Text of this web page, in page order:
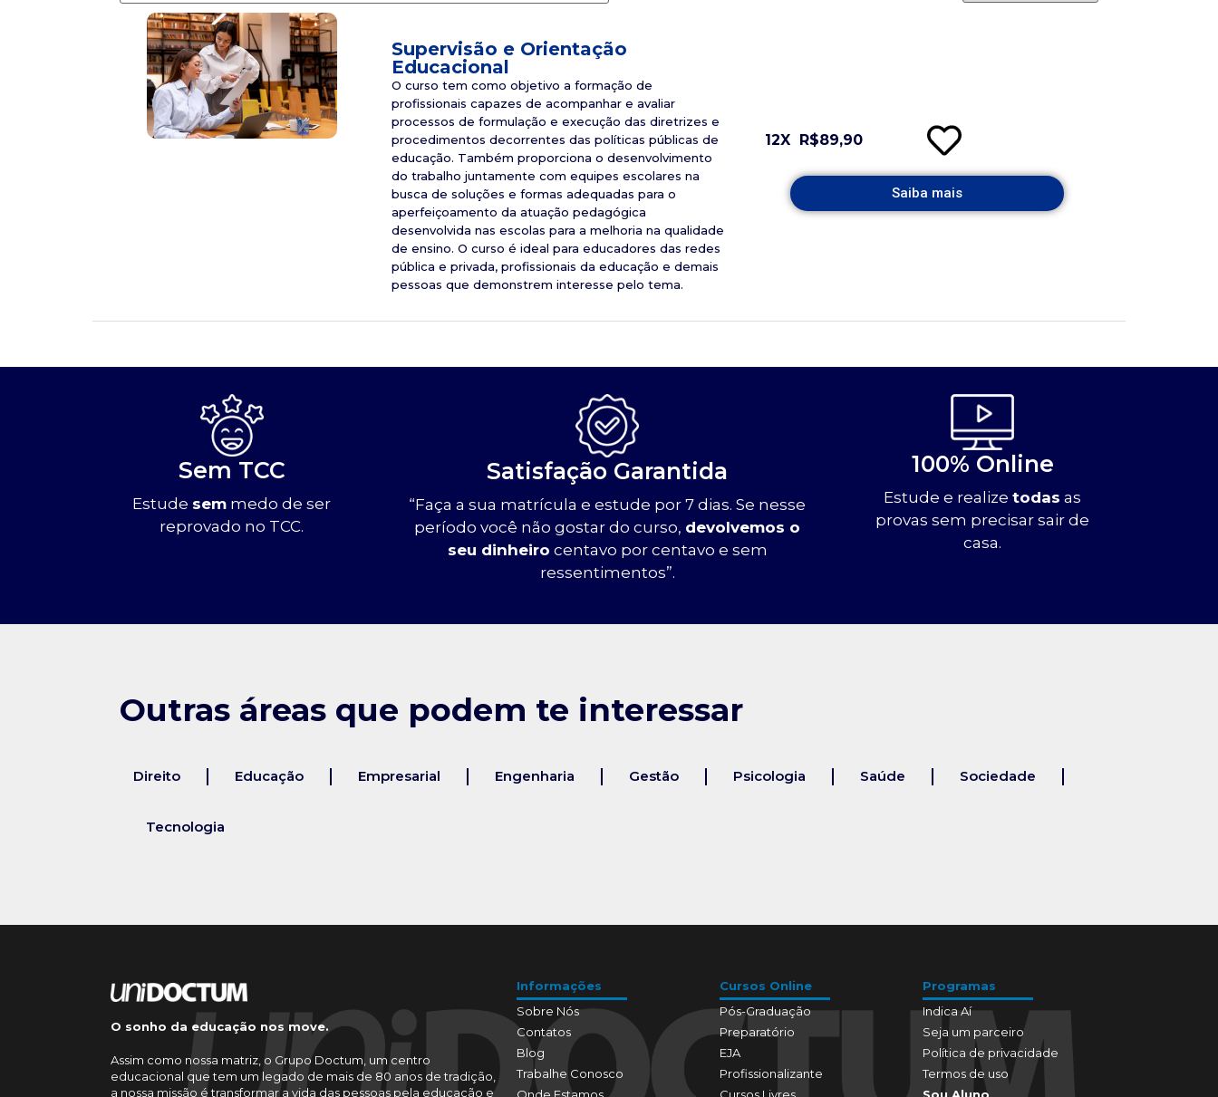
Supervisão e Orientação
Educacional
O curso tem como objetivo a formação de
profissionais capazes de acompanhar e avaliar
processos de formulação e execução das diretrizes e
procedimentos decorrentes das políticas públicas de
educação. Também proporciona o desenvolvimento
do trabalho juntamente com equipes escolares na
busca de soluções e formas adequadas para o
aperfeiçoamento da atuação pedagógica
desenvolvida nas escolas para a melhoria na qualidade
de ensino. O curso é ideal para educadores das redes
pública e privada, profissionais da educação e demais
pessoas que demonstrem interesse pelo tema.
12X R$89,90
Saiba mais
Sem TCC
Estude sem medo de ser
reprovado no TCC.
Satisfação Garantida
“Faça a sua matrícula e estude por 7 dias. Se nesse
período você não gostar do curso, devolvemos o
seu dinheiro centavo por centavo e sem
ressentimentos”.
100% Online
Estude e realizetodas as
provas sem precisar sair de
casa.
Outras áreas que podem te interessar
Direito Educação Empresarial Engenharia Gestão Psicologia Saúde Sociedade
Tecnologia
O sonho da educação nos move.
Assim como nossa matriz, o Grupo Doctum, um centro
educacional que tem um legado de mais de 80 anos de tradição,
a nossa missão é transformar a vida das pessoas pela educação e
Informações
Sobre Nós
Contatos
Blog
Trabalhe Conosco
Cursos Online
Pós-Graduação
Preparatório
EJA
Profissionalizante
Programas
Indica Aí
Seja um parceiro
Política de privacidade
Termos de uso